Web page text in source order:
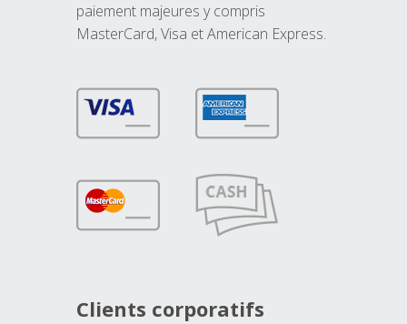
paiement majeures y compris
MasterCard, Visa et American Express.
Clients corporatifs